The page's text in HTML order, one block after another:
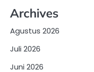
Archives
Agustus 2026
Juli 2026
Juni 2026